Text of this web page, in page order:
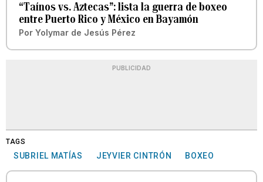
“Taínos vs. Aztecas”: lista la guerra de boxeo
entre Puerto Rico y México en Bayamón
Por Yolymar de Jesús Pérez
PUBLICIDAD
TAGS
SUBRIEL MATÍAS JEYVIER CINTRÓN BOXEO